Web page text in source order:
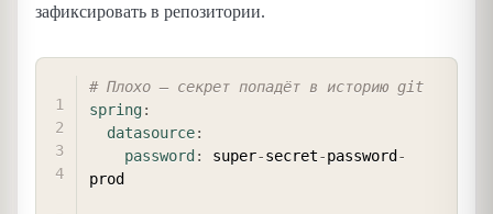
зафиксировать в репозитории.
# Плохо — секрет попадёт в историю git
spring:
datasource:
password : super-secret-password -
prod
COPY